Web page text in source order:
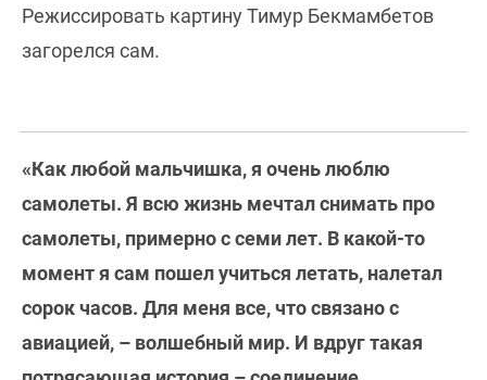
Режиссировать картину Тимур Бекмамбетов
загорелся сам.
«Как любой мальчишка, я очень люблю
самолеты. Я всю жизнь мечтал снимать про
самолеты, примерно с семи лет. В какой-то
момент я сам пошел учиться летать, налетал
сорок часов. Для меня все, что связано с
авиацией, – волшебный мир. И вдруг такая